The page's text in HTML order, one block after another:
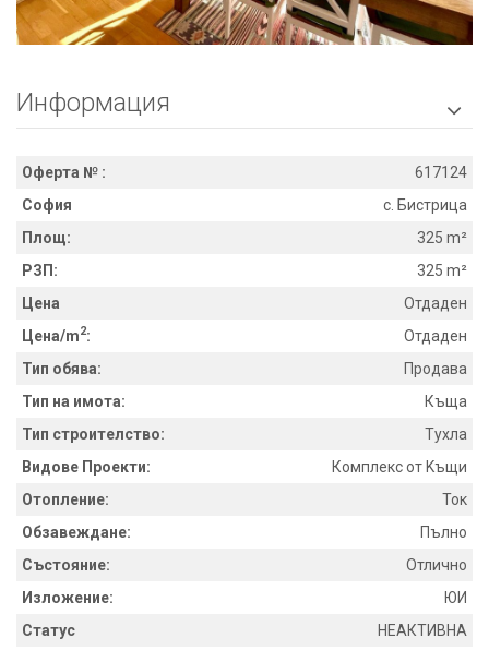
Информация 
Оферта № :
617124
София
с. Бистрица
Площ:
325 m²
РЗП:
325 m²
Цена
Отдаден
Цена/m2:
Отдаден
Тип обява:
Продава
Тип на имота:
Къщa
Тип строителство:
Тухла
Видове Проекти:
Комплекс от Kъщи
Отопление:
Ток
Обзавеждане:
Пълно
Състояние:
Отлично
Изложение:
ЮИ
Статус
НЕАКТИВНА